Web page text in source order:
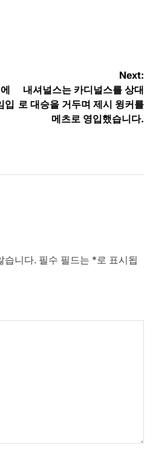
입
Next:
내셔널스는 카디널스를 상대
로 대승을 거두며 제시 윙커를
메츠로 영입했습니다.
습니다. 필수 필드는 * 로 표시됩